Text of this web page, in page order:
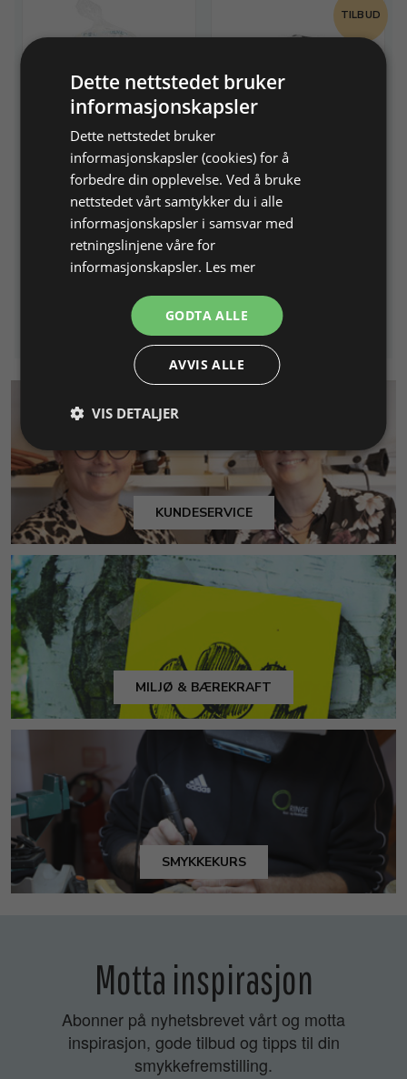
Aluminiumoksid X3, 1 kg.
Til polering av stein
Varenr. 132100 På lager
276,00 NOK
Legg i
handlekurv
TILBUD
overflate.
Forstørrer 10 X, Ø 21 mm.
Varenr. 158505
IKKE PÅ LAGER
KUNDESERVICE
MILJØ & BÆREKRAFT
SMYKKEKURS
Motta inspirasjon
Abonner på nyhetsbrevet vårt og motta
inspirasjon, gode tilbud og tipps til din
smykkefremstilling.
Dette nettstedet bruker
informasjonskapsler
Dette nettstedet bruker
informasjonskapsler (cookies) for å
forbedre din opplevelse. Ved å bruke
nettstedet vårt samtykker du i alle
informasjonskapsler i samsvar med
retningslinjene våre for
informasjonskapsler. Les mer
GODTA ALLE
AVVIS ALLE
VIS DETALJER